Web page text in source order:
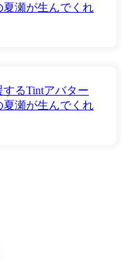
瀬が生んでくれ
るTintアバター
瀬が生んでくれ